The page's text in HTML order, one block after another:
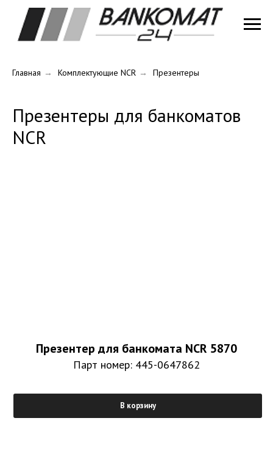
Главная → Комплектующие NCR → Презентеры
Презентеры для банкоматов
NCR
Презентер для банкомата NCR 5870
Парт номер: 445-0647862
В корзину